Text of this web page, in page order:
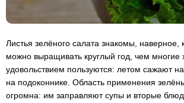
Листья зелёного салата знакомы, наверное,
можно выращивать круглый год, чем многие
удовольствием пользуются: летом сажают
на подоконнике. Область применения
огромна: им заправляют супы и вторые